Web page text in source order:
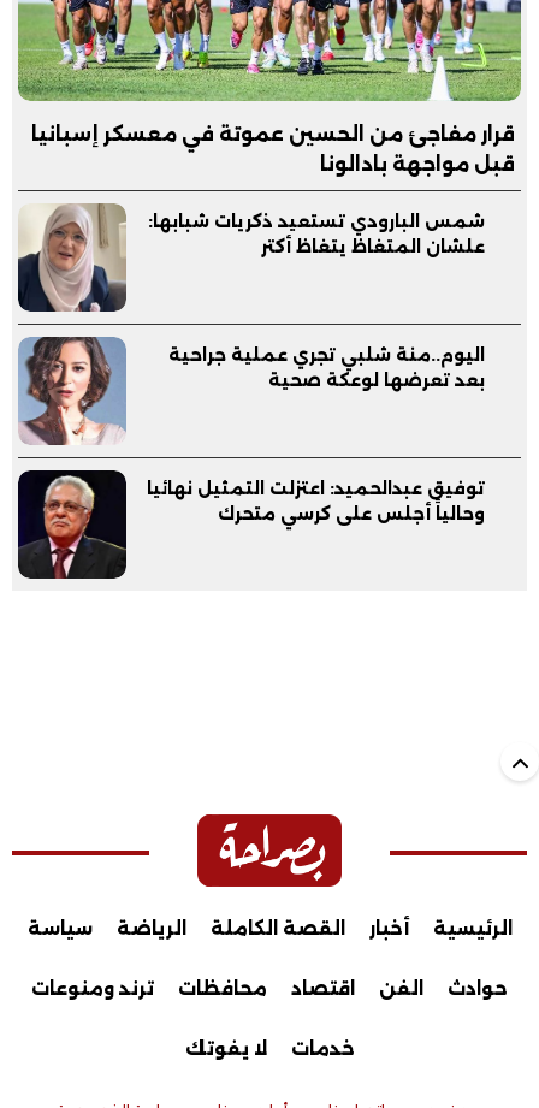
قرار مفاجئ من الحسين عموتة في معسكر إسبانيا
قبل مواجهة بادالونا
شمس البارودي تستعيد ذكريات شبابها:
علشان المتغاظ يتغاظ أكتر
اليوم..منة شلبي تجري عملية جراحية
بعد تعرضها لوعكة صحية
توفيق عبدالحميد: اعتزلت التمثيل نهائيا
وحالياً أجلس على كرسي متحرك
الرئيسية أخبار القصة الكاملة الرياضة سياسة
حوادث الفن اقتصاد محافظات ترند ومنوعات
خدمات لا يفوتك